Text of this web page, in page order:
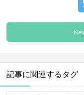
記事に関連するタグ